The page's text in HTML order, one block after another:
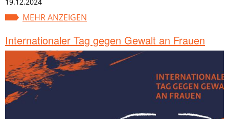
19.12.2024
MEHR ANZEIGEN
Internationaler Tag gegen Gewalt an Frauen